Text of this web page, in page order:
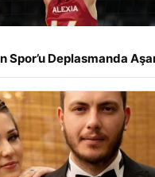
Spor’u Deplasmanda